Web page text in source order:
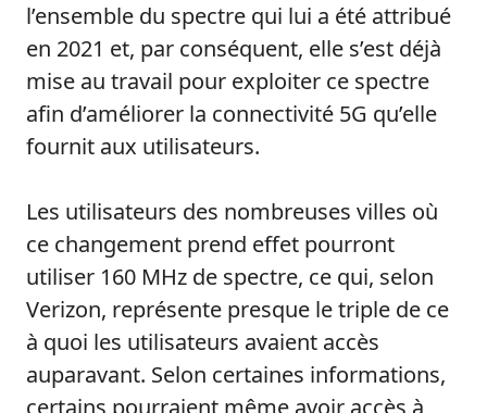
l’ensemble du spectre qui lui a été attribué
en 2021 et, par conséquent, elle s’est déjà
mise au travail pour exploiter ce spectre
afin d’améliorer la connectivité 5G qu’elle
fournit aux utilisateurs.
Les utilisateurs des nombreuses villes où
ce changement prend effet pourront
utiliser 160 MHz de spectre, ce qui, selon
Verizon, représente presque le triple de ce
à quoi les utilisateurs avaient accès
auparavant. Selon certaines informations,